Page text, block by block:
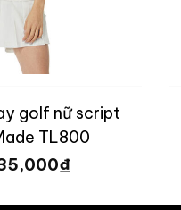
golf nữ script
TL800
₫